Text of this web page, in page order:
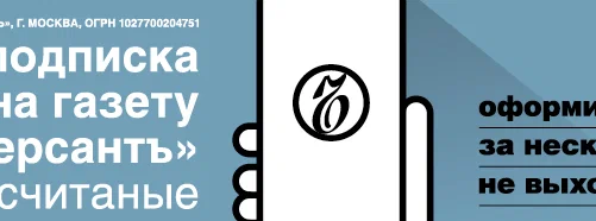
Реклама в «Ъ» www.kommersant.ru/ad